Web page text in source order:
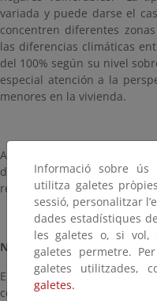
variada y puede darse el
concentren diferentes
las diferencias climáticas
del 100% según su nivel
especial atención a la
menores en la vivienda.
Además, la Estrategia
de España actualice los
resultados a más tardar el
NUEVO BONO SOCIAL
El texto repasa las
configuración del bono
Informació sobre
utilitza galetes
sessió, personalitzar
dades estadístiques
les galetes o, si
galetes permetre.
galetes utilitzades,
galetes.